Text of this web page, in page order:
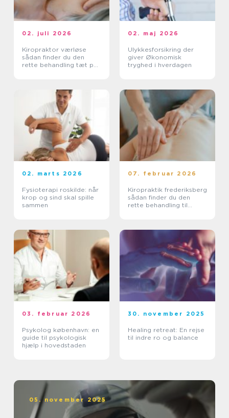
02. juli 2026
Kiropraktor værløse
sådan finder du den
rette behandling tæt på
02. maj 2026
Ulykkesforsikring der
giver Økonomisk
tryghed i hverdagen
02. marts 2026
Fysioterapi roskilde: når
krop og sind skal spille
sammen
07. februar 2026
Kiropraktik frederiksberg
sådan finder du den
rette behandling til
03. februar 2026
Psykolog københavn: en
guide til psykologisk
hjælp i hovedstaden
30. november 2025
Healing retreat: En rejse
til indre ro og balance
05. november 2025